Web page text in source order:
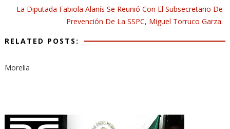
La Diputada Fabiola Alanís Se Reunió Con El Subsecretario De
Prevención De La SSPC, Miguel Torruco Garza.
RELATED POSTS:
Morelia